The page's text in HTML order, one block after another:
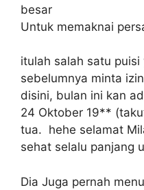
besar
Untuk memaknai
itulah salah satu puisi
sebelumnya minta
disini, bulan ini kan
24 Oktober 19**
tua. hehe selamat
sehat selalu panjang
Dia Juga pernah